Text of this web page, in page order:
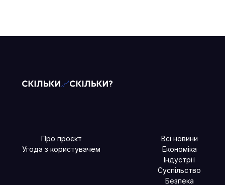
Про проєкт
Угода з користувачем
Всі новини
Економіка
Індустрії
Суспільство
Безпека